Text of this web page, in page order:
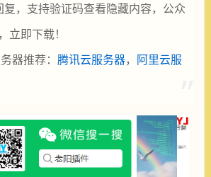
复，支持验证码查看隐藏内容，公众
立即下载！
器推荐： 腾讯云服务器， 阿里云服